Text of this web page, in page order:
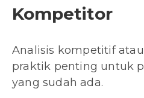
Kompetitor
Analisis kompetitif
praktik penting untuk
yang sudah ada.